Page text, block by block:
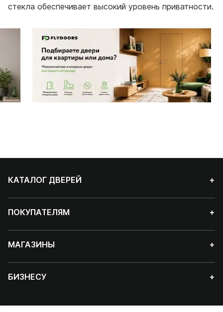
стекла обеспечивает высокий уровень приватности.
КАТАЛОГ ДВЕРЕЙ +
ПОКУПАТЕЛЯМ +
МАГАЗИНЫ +
БИЗНЕСУ +